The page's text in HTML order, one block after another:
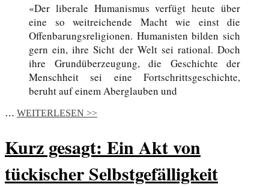
«Der liberale Humanismus verfügt heute über
eine so weitreichende Macht wie einst die
Offenbarungsreligionen. Humanisten bilden sich
gern ein, ihre Sicht der Welt sei rational. Doch
ihre Grundüberzeugung, die Geschichte der
Menschheit sei eine Fortschrittsgeschichte,
beruht auf einem Aberglauben und
… WEITERLESEN >>
Kurz gesagt: Ein Akt von
tückischer Selbstgefälligkeit